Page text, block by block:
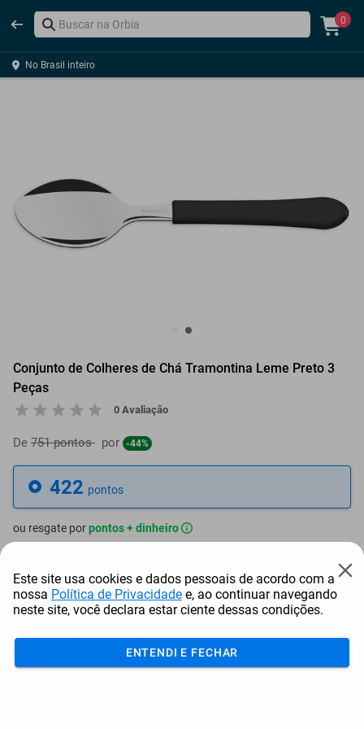
0
No Brasil inteiro
Conjunto de Colheres de Chá Tramontina Leme Preto 3
Peças
0 Avaliação
De 751 pontos por -44%
422 pontos
ou resgate porpontos + dinheiro
359 pontos + R$ 2,90
Este site usa cookies e dados pessoais de acordo com a
nossa Política de Privacidade e, ao continuar navegando
neste site, você declara estar ciente dessas condições.
ENTENDI E FECHAR